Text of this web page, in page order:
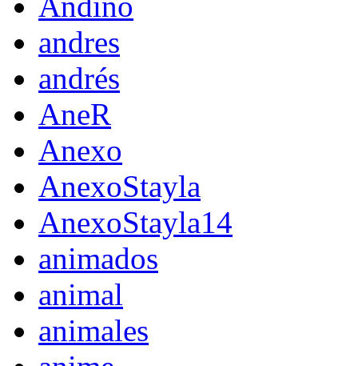
andres
andrés
AneR
Anexo
AnexoStayla
AnexoStayla14
animados
animal
animales